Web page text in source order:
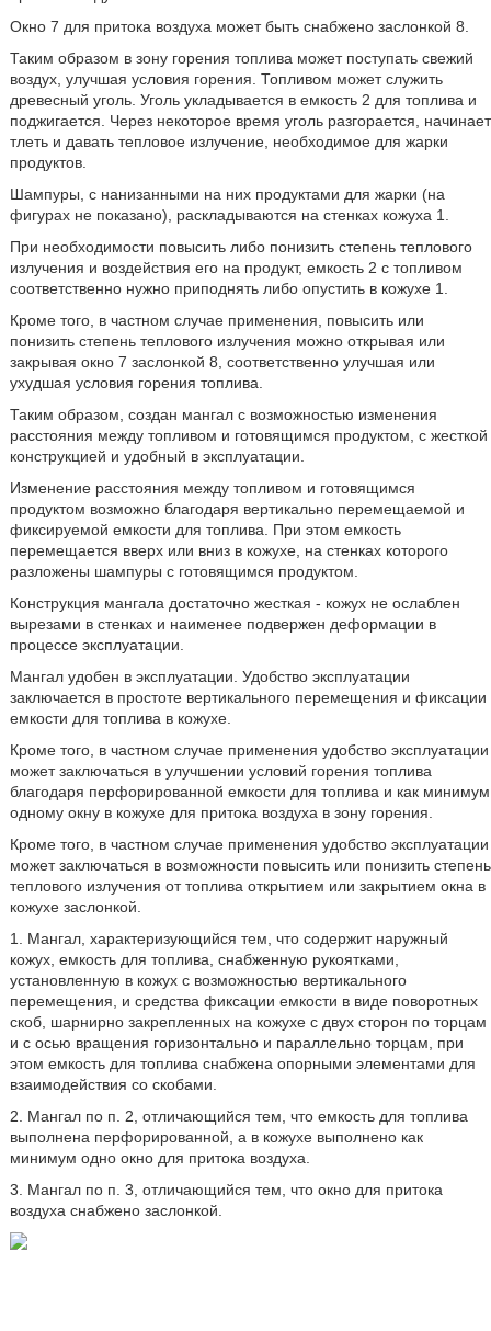
Окно 7 для притока воздуха может быть снабжено заслонкой 8.
Таким образом в зону горения топлива может поступать свежий
воздух, улучшая условия горения. Топливом может служить
древесный уголь. Уголь укладывается в емкость 2 для топлива и
поджигается. Через некоторое время уголь разгорается, начинает
тлеть и давать тепловое излучение, необходимое для жарки
продуктов.
Шампуры, с нанизанными на них продуктами для жарки (на
фигурах не показано), раскладываются на стенках кожуха 1.
При необходимости повысить либо понизить степень теплового
излучения и воздействия его на продукт, емкость 2 с топливом
соответственно нужно приподнять либо опустить в кожухе 1.
Кроме того, в частном случае применения, повысить или
понизить степень теплового излучения можно открывая или
закрывая окно 7 заслонкой 8, соответственно улучшая или
ухудшая условия горения топлива.
Таким образом, создан мангал с возможностью изменения
расстояния между топливом и готовящимся продуктом, с жесткой
конструкцией и удобный в эксплуатации.
Изменение расстояния между топливом и готовящимся
продуктом возможно благодаря вертикально перемещаемой и
фиксируемой емкости для топлива. При этом емкость
перемещается вверх или вниз в кожухе, на стенках которого
разложены шампуры с готовящимся продуктом.
Конструкция мангала достаточно жесткая - кожух не ослаблен
вырезами в стенках и наименее подвержен деформации в
процессе эксплуатации.
Мангал удобен в эксплуатации. Удобство эксплуатации
заключается в простоте вертикального перемещения и фиксации
емкости для топлива в кожухе.
Кроме того, в частном случае применения удобство эксплуатации
может заключаться в улучшении условий горения топлива
благодаря перфорированной емкости для топлива и как минимум
одному окну в кожухе для притока воздуха в зону горения.
Кроме того, в частном случае применения удобство эксплуатации
может заключаться в возможности повысить или понизить степень
теплового излучения от топлива открытием или закрытием окна в
кожухе заслонкой.
1. Мангал, характеризующийся тем, что содержит наружный
кожух, емкость для топлива, снабженную рукоятками,
установленную в кожух с возможностью вертикального
перемещения, и средства фиксации емкости в виде поворотных
скоб, шарнирно закрепленных на кожухе с двух сторон по торцам
и с осью вращения горизонтально и параллельно торцам, при
этом емкость для топлива снабжена опорными элементами для
взаимодействия со скобами.
2. Мангал по п. 2, отличающийся тем, что емкость для топлива
выполнена перфорированной, а в кожухе выполнено как
минимум одно окно для притока воздуха.
3. Мангал по п. 3, отличающийся тем, что окно для притока
воздуха снабжено заслонкой.